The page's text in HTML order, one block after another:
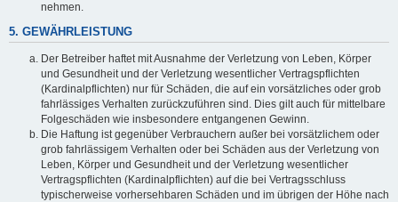
nehmen.
5. GEWÄHRLEISTUNG
Der Betreiber haftet mit Ausnahme der Verletzung von Leben, Körper
und Gesundheit und der Verletzung wesentlicher Vertragspflichten
(Kardinalpflichten) nur für Schäden, die auf ein vorsätzliches oder grob
fahrlässiges Verhalten zurückzuführen sind. Dies gilt auch für mittelbare
Folgeschäden wie insbesondere entgangenen Gewinn.
Die Haftung ist gegenüber Verbrauchern außer bei vorsätzlichem oder
grob fahrlässigem Verhalten oder bei Schäden aus der Verletzung von
Leben, Körper und Gesundheit und der Verletzung wesentlicher
Vertragspflichten (Kardinalpflichten) auf die bei Vertragsschluss
typischerweise vorhersehbaren Schäden und im übrigen der Höhe nach